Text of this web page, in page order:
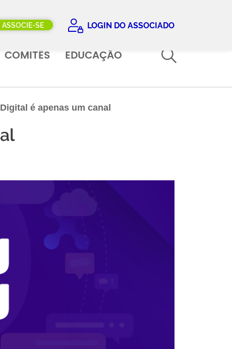
ASSOCIE-SE LOGIN DO ASSOCIADO
COMITÊS EDUCAÇÃO
é apenas um canal